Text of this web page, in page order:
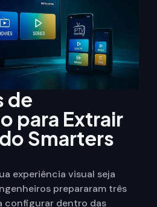
de
para Extrair
Smarters
experiência visual seja
prepararam três
configurar dentro das